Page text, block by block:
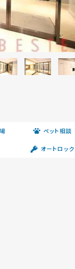
ペット相談
オートロック